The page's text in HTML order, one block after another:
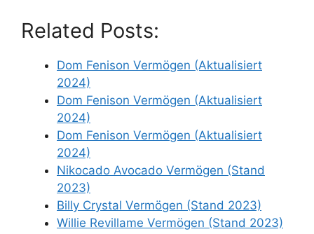
Related Posts:
Dom Fenison Vermögen (Aktualisiert
2024)
Dom Fenison Vermögen (Aktualisiert
2024)
Dom Fenison Vermögen (Aktualisiert
2024)
Nikocado Avocado Vermögen (Stand
2023)
Billy Crystal Vermögen (Stand 2023)
Willie Revillame Vermögen (Stand 2023)